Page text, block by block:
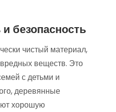
безопасность
чистый материал,
веществ. Это
с детьми и
деревянные
хорошую